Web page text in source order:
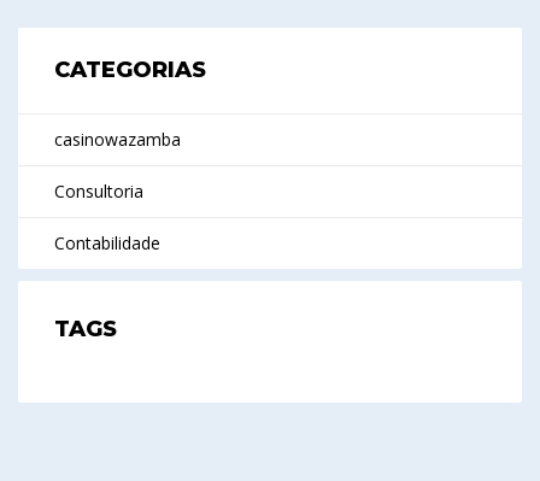
CATEGORIAS
casinowazamba
Consultoria
Contabilidade
TAGS